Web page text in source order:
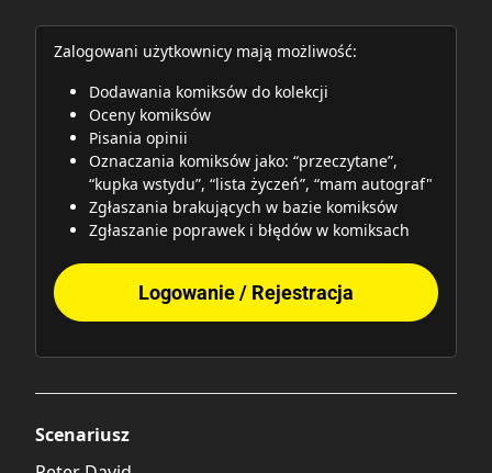
Zalogowani użytkownicy mają możliwość:
Dodawania komiksów do kolekcji
Oceny komiksów
Pisania opinii
Oznaczania komiksów jako: “przeczytane”,
“kupka wstydu”, “lista życzeń”, “mam autograf"
Zgłaszania brakujących w bazie komiksów
Zgłaszanie poprawek i błędów w komiksach
Logowanie / Rejestracja
Scenariusz